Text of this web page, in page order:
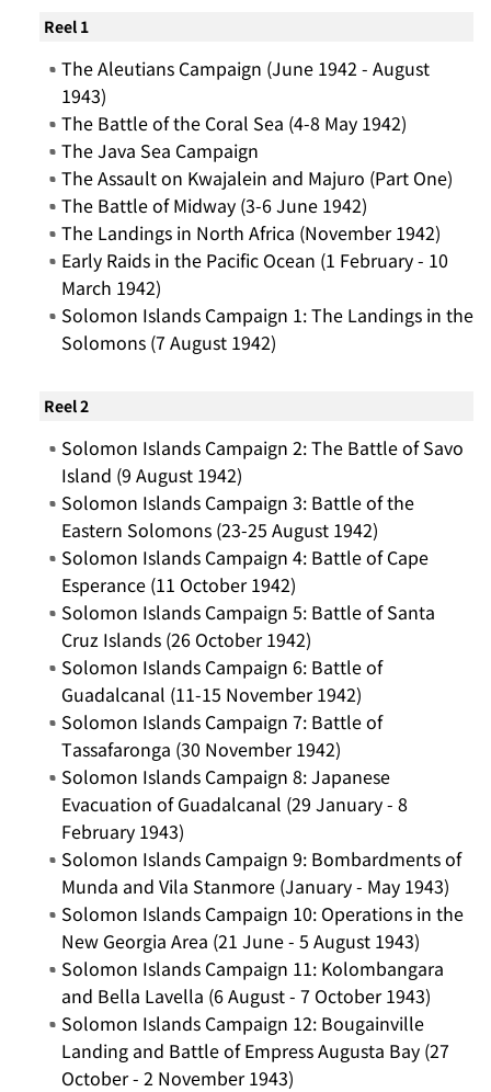
Reel 1
The Aleutians Campaign (June 1942 - August
1943)
The Battle of the Coral Sea (4-8 May 1942)
The Java Sea Campaign
The Assault on Kwajalein and Majuro (Part One)
The Battle of Midway (3-6 June 1942)
The Landings in North Africa (November 1942)
Early Raids in the Pacific Ocean (1 February - 10
March 1942)
Solomon Islands Campaign 1: The Landings in the
Solomons (7 August 1942)
Reel 2
Solomon Islands Campaign 2: The Battle of Savo
Island (9 August 1942)
Solomon Islands Campaign 3: Battle of the
Eastern Solomons (23-25 August 1942)
Solomon Islands Campaign 4: Battle of Cape
Esperance (11 October 1942)
Solomon Islands Campaign 5: Battle of Santa
Cruz Islands (26 October 1942)
Solomon Islands Campaign 6: Battle of
Guadalcanal (11-15 November 1942)
Solomon Islands Campaign 7: Battle of
Tassafaronga (30 November 1942)
Solomon Islands Campaign 8: Japanese
Evacuation of Guadalcanal (29 January - 8
February 1943)
Solomon Islands Campaign 9: Bombardments of
Munda and Vila Stanmore (January - May 1943)
Solomon Islands Campaign 10: Operations in the
New Georgia Area (21 June - 5 August 1943)
Solomon Islands Campaign 11: Kolombangara
and Bella Lavella (6 August - 7 October 1943)
Solomon Islands Campaign 12: Bougainville
Landing and Battle of Empress Augusta Bay (27
October - 2 November 1943)